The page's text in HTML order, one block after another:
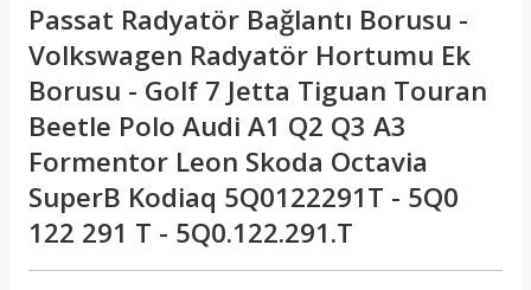
Passat Radyatör Bağlantı Borusu -
Volkswagen Radyatör Hortumu Ek
Borusu - Golf 7 Jetta Tiguan Touran
Beetle Polo Audi A1 Q2 Q3 A3
Formentor Leon Skoda Octavia
SuperB Kodiaq 5Q0122291T - 5Q0
122 291 T - 5Q0.122.291.T